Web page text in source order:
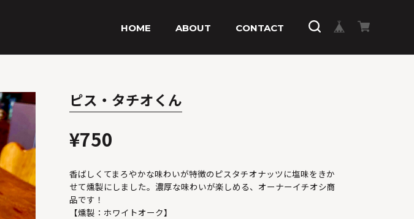
HOME ABOUT CONTACT
ピス・タチオくん
¥750
香ばしくてまろやかな味わいが特徴のピスタチオナッツに塩味をきか
せて燻製にしました。濃厚な味わいが楽しめる、オーナーイチオシ商
品です！
【燻製：ホワイトオーク】